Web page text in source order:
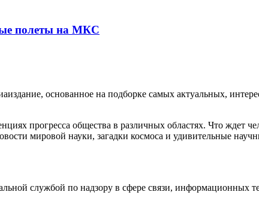
полеты на МКС
основанное на подборке самых актуальных,
прогресса общества в различных областях. Что ждет
мировой науки, загадки космоса и удивительные
службой по надзору в сфере связи, информационных